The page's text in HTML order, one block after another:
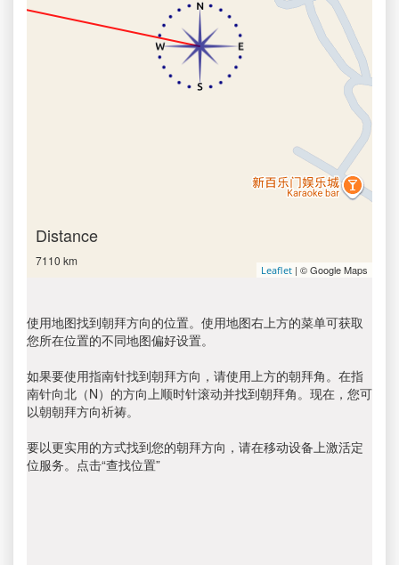
Distance
7110 km
Leaflet | © Google Maps
使用地图找到朝拜方向的位置。使用地图右上方的菜单可获取
您所在位置的不同地图偏好设置。
如果要使用指南针找到朝拜方向，请使用上方的朝拜角。在指
南针向北（N）的方向上顺时针滚动并找到朝拜角。现在，您可
以朝朝拜方向祈祷。
要以更实用的方式找到您的朝拜方向，请在移动设备上激活定
位服务。点击“查找位置”